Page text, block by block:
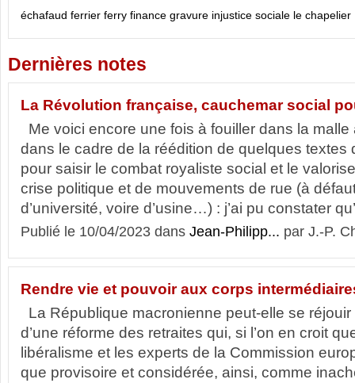
échafaud ferrier ferry finance gravure injustice sociale le chapelier
Dernières notes
La Révolution française, cauchemar social
Me voici encore une fois à fouiller dans la
dans le cadre de la réédition de quelques textes
pour saisir le combat royaliste social et le
crise politique et de mouvements de rue (à
d’université, voire d’usine…) : j’ai pu constater
Publié le 10/04/2023 dans Jean-Philipp... par J.-P.
Rendre vie et pouvoir aux corps
La République macronienne peut-elle se
d’une réforme des retraites qui, si l’on en croit
libéralisme et les experts de la Commission
que provisoire et considérée, ainsi, comme